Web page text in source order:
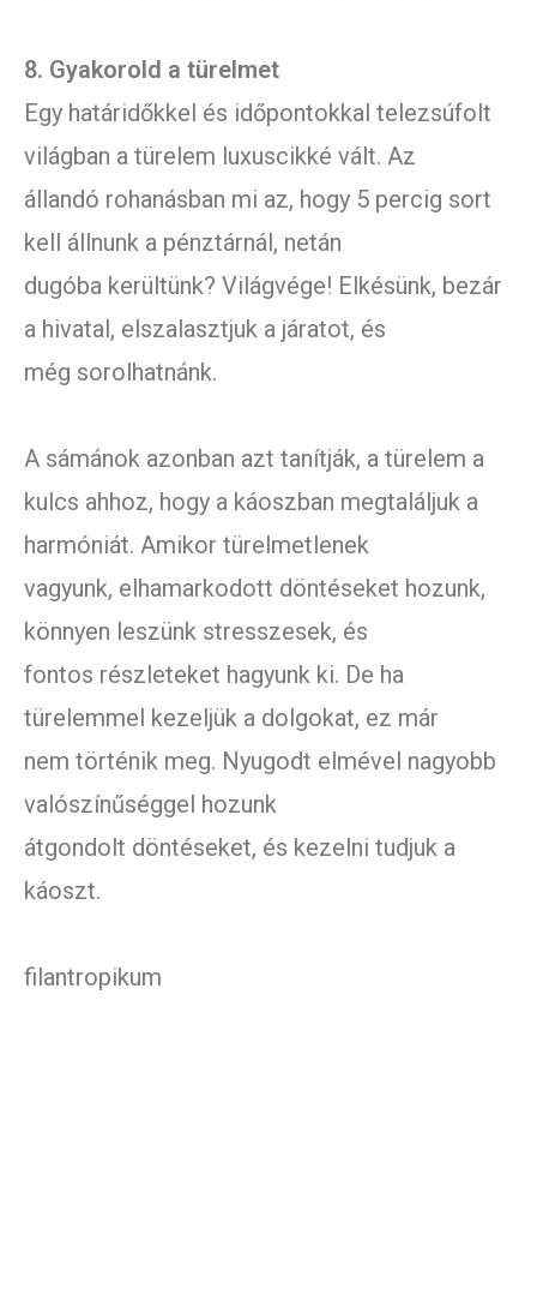
8. Gyakorold a türelmet
Egy határidőkkel és időpontokkal telezsúfolt
világban a türelem luxuscikké vált. Az
állandó rohanásban mi az, hogy 5 percig sort
kell állnunk a pénztárnál, netán
dugóba kerültünk? Világvége! Elkésünk, bezár
a hivatal, elszalasztjuk a járatot, és
még sorolhatnánk.
A sámánok azonban azt tanítják, a türelem a
kulcs ahhoz, hogy a káoszban megtaláljuk a
harmóniát. Amikor türelmetlenek
vagyunk, elhamarkodott döntéseket hozunk,
könnyen leszünk stresszesek, és
fontos részleteket hagyunk ki. De ha
türelemmel kezeljük a dolgokat, ez már
nem történik meg. Nyugodt elmével nagyobb
valószínűséggel hozunk
átgondolt döntéseket, és kezelni tudjuk a
káoszt.
filantropikum